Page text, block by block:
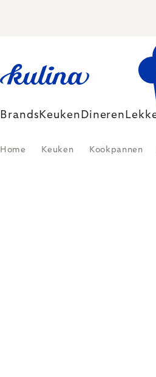
Brands Keuken Dineren
Home Keuken Kookpannen